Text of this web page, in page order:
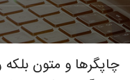
تخصصی
چاپگرها و متون